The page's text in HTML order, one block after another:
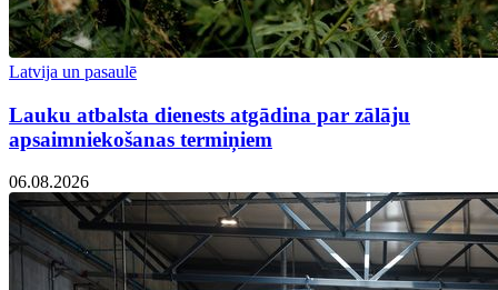
Latvija un pasaulē
Lauku atbalsta dienests atgādina par zālāju
apsaimniekošanas termiņiem
06.08.2026